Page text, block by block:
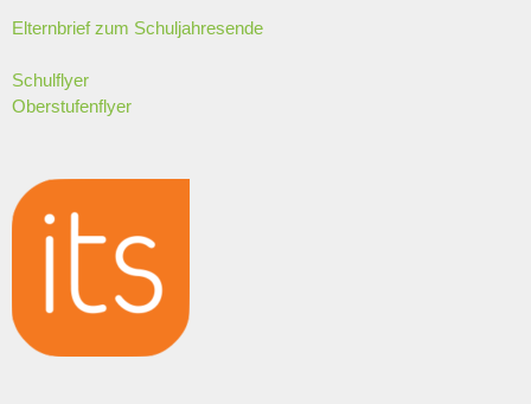
Elternbrief zum Schuljahresende
Schulflyer
Oberstufenflyer